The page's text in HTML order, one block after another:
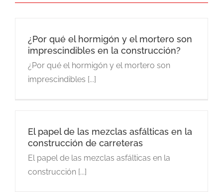
¿Por qué el hormigón y el mortero son
imprescindibles en la construcción?
¿Por qué el hormigón y el mortero son
imprescindibles [...]
El papel de las mezclas asfálticas en la
construcción de carreteras
El papel de las mezclas asfálticas en la
construcción [...]